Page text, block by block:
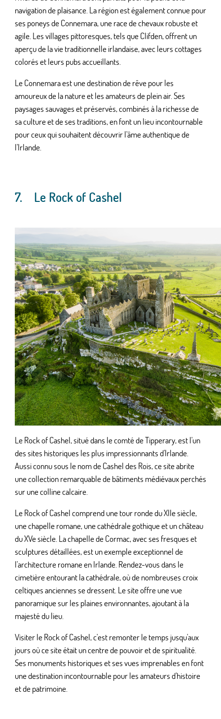
navigation de plaisance. La région est également connue pour
ses poneys de Connemara, une race de chevaux robuste et
agile. Les villages pittoresques, tels que Clifden, offrent un
aperçu de la vie traditionnelle irlandaise, avec leurs cottages
colorés et leurs pubs accueillants.
Le Connemara est une destination de rêve pour les
amoureux de la nature et les amateurs de plein air. Ses
paysages sauvages et préservés, combinés à la richesse de
sa culture et de ses traditions, en font un lieu incontournable
pour ceux qui souhaitent découvrir l'âme authentique de
l'Irlande.
7. Le Rock of Cashel
Le Rock of Cashel, situé dans le comté de Tipperary, est l'un
des sites historiques les plus impressionnants d'Irlande.
Aussi connu sous le nom de Cashel des Rois, ce site abrite
une collection remarquable de bâtiments médiévaux perchés
sur une colline calcaire.
Le Rock of Cashel comprend une tour ronde du XIIe siècle,
une chapelle romane, une cathédrale gothique et un château
du XVe siècle. La chapelle de Cormac, avec ses fresques et
sculptures détaillées, est un exemple exceptionnel de
l'architecture romane en Irlande. Rendez-vous dans le
cimetière entourant la cathédrale, où de nombreuses croix
celtiques anciennes se dressent. Le site offre une vue
panoramique sur les plaines environnantes, ajoutant à la
majesté du lieu.
Visiter le Rock of Cashel, c'est remonter le temps jusqu'aux
jours où ce site était un centre de pouvoir et de spiritualité.
Ses monuments historiques et ses vues imprenables en font
une destination incontournable pour les amateurs d'histoire
et de patrimoine.